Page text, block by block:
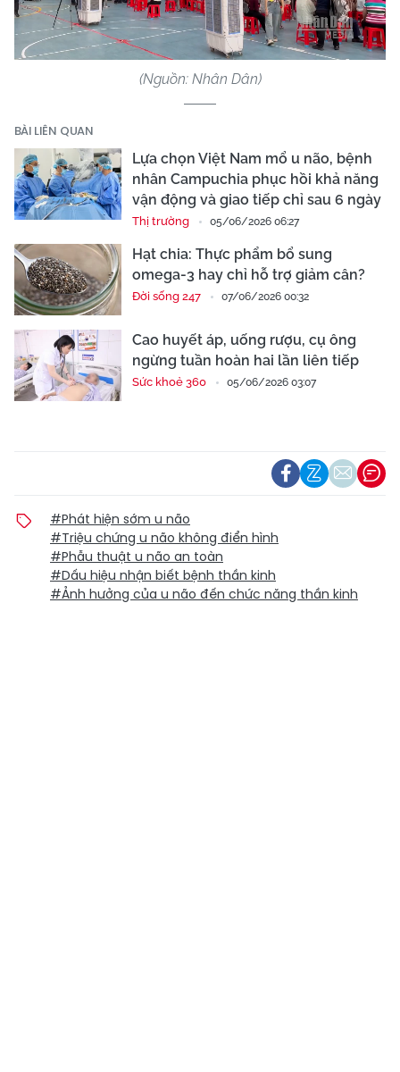
Video
(Nguồn: Nhân Dân)
BÀI LIÊN QUAN
Lựa chọn Việt Nam mổ u não, bệnh
nhân Campuchia phục hồi khả năng
vận động và giao tiếp chỉ sau 6 ngày
Thị trường 05/06/2026 06:27
Hạt chia: Thực phẩm bổ sung
omega-3 hay chỉ hỗ trợ giảm cân?
Đời sống 247 07/06/2026 00:32
Cao huyết áp, uống rượu, cụ ông
ngừng tuần hoàn hai lần liên tiếp
Sức khoẻ 360 05/06/2026 03:07
#Phát hiện sớm u não
#Triệu chứng u não không điển hình
#Phẫu thuật u não an toàn
#Dấu hiệu nhận biết bệnh thần kinh
#Ảnh hưởng của u não đến chức năng thần kinh